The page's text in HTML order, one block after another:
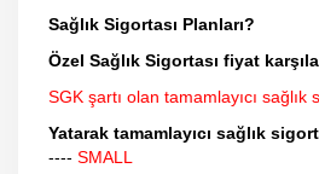
Sağlık Sigortası Planları?
Özel Sağlık Sigortası fiyat
SGK şartı olan tamamlayıcı sağlık
Yatarak tamamlayıcı sağlık
---- SMALL